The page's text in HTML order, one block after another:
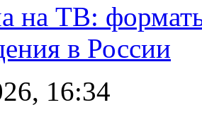
на ТВ:
в России
16:34